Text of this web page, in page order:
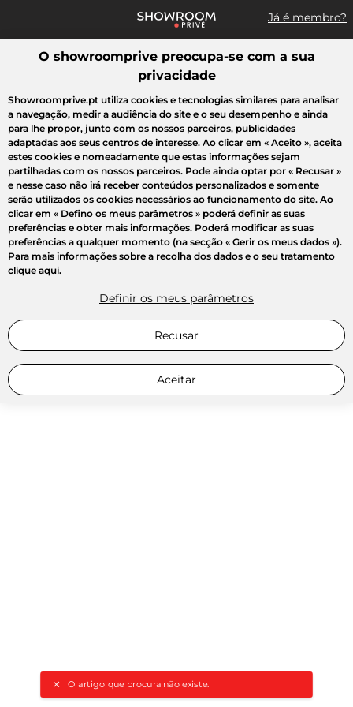
Já é membro?
Pesquisar uma marca, um artigo, uma venda...
O artigo que procura não existe.
Todas as vendas Moda Desporto Casa Criança Beleza
O showroomprive preocupa-se com a sua
privacidade
Showroomprive.pt utiliza cookies e tecnologias similares para analisar
a navegação, medir a audiência do site e o seu desempenho e ainda
para lhe propor, junto com os nossos parceiros, publicidades
adaptadas aos seus centros de interesse. Ao clicar em « Aceito », aceita
estes cookies e nomeadamente que estas informações sejam
partilhadas com os nossos parceiros. Pode ainda optar por « Recusar »
e nesse caso não irá receber conteúdos personalizados e somente
serão utilizados os cookies necessários ao funcionamento do site. Ao
clicar em « Defino os meus parâmetros » poderá definir as suas
preferências e obter mais informações. Poderá modificar as suas
preferências a qualquer momento (na secção « Gerir os meus dados »).
Para mais informações sobre a recolha dos dados e o seu tratamento
clique aqui.
Definir os meus parâmetros
Recusar
Aceitar